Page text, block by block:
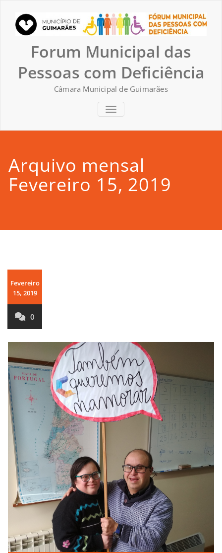
content
Forum Municipal das
Pessoas com Deficiência
Câmara Municipal de Guimarães
TOGGLE NAVIGATION
Arquivo mensal
Fevereiro 15, 2019
Fevereiro
15, 2019
0